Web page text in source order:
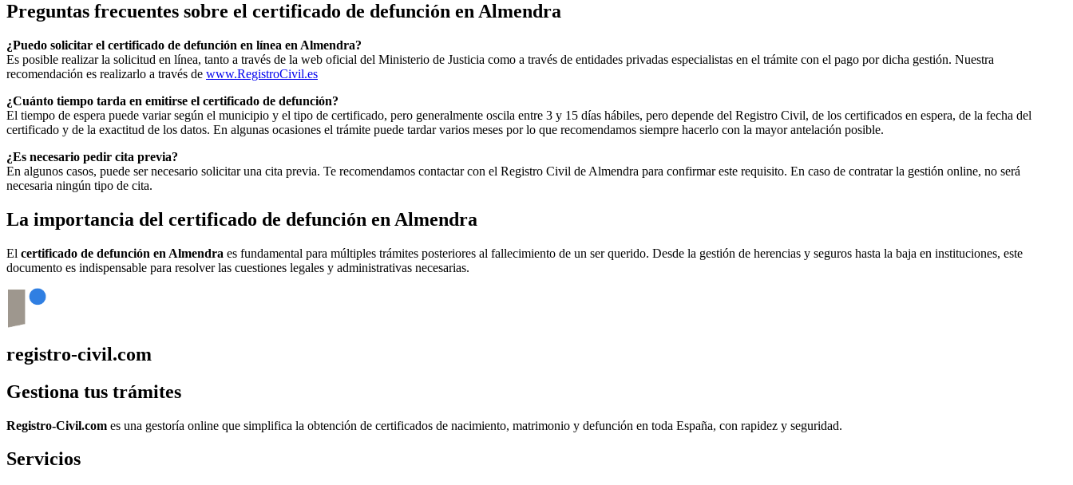
Preguntas frecuentes sobre el certificado de defunción en Almendra
¿Puedo solicitar el certificado de defunción en línea en Almendra?
Es posible realizar la solicitud en línea, tanto a través de la web oficial del Ministerio de Justicia como a través de entidades privadas especialistas en el trámite con el pago por dicha gestión. Nuestra
recomendación es realizarlo a través de www.RegistroCivil.es
¿Cuánto tiempo tarda en emitirse el certificado de defunción?
El tiempo de espera puede variar según el municipio y el tipo de certificado, pero generalmente oscila entre 3 y 15 días hábiles, pero depende del Registro Civil, de los certificados en espera, de la fecha del
certificado y de la exactitud de los datos. En algunas ocasiones el trámite puede tardar varios meses por lo que recomendamos siempre hacerlo con la mayor antelación posible.
¿Es necesario pedir cita previa?
En algunos casos, puede ser necesario solicitar una cita previa. Te recomendamos contactar con el Registro Civil de Almendra para confirmar este requisito. En caso de contratar la gestión online, no será
necesaria ningún tipo de cita.
La importancia del certificado de defunción en Almendra
El certificado de defunción en Almendra es fundamental para múltiples trámites posteriores al fallecimiento de un ser querido. Desde la gestión de herencias y seguros hasta la baja en instituciones, este
documento es indispensable para resolver las cuestiones legales y administrativas necesarias.
registro-civil.com
Gestiona tus trámites
Registro-Civil.com es una gestoría online que simplifica la obtención de certificados de nacimiento, matrimonio y defunción en toda España, con rapidez y seguridad.
Servicios